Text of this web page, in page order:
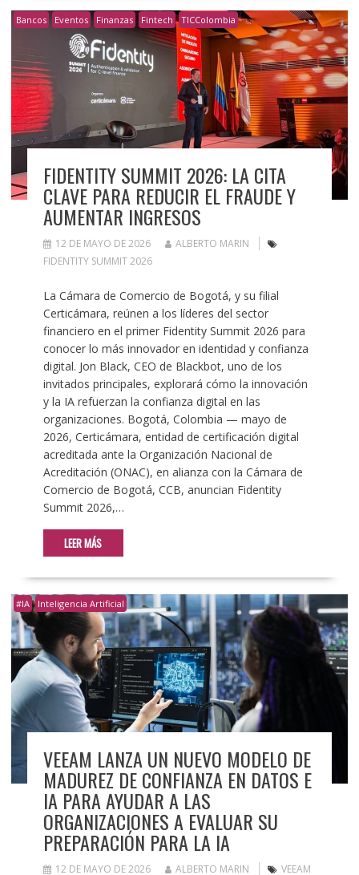
Bancos Eventos Finanzas Fintech TICColombia
FIDENTITY SUMMIT 2026: LA CITA
CLAVE PARA REDUCIR EL FRAUDE Y
AUMENTAR INGRESOS
12 DE MAYO DE 2026
ALBERTO MARIN
FIDENTITY SUMMIT 2026
La Cámara de Comercio de Bogotá, y su filial
Certicámara, reúnen a los líderes del sector
financiero en el primer Fidentity Summit 2026 para
conocer lo más innovador en identidad y confianza
digital. Jon Black, CEO de Blackbot, uno de los
invitados principales, explorará cómo la innovación
y la IA refuerzan la confianza digital en las
organizaciones. Bogotá, Colombia — mayo de
2026, Certicámara, entidad de certificación digital
acreditada ante la Organización Nacional de
Acreditación (ONAC), en alianza con la Cámara de
Comercio de Bogotá, CCB, anuncian Fidentity
Summit 2026,…
LEER MÁS
#IA Inteligencia Artificial
VEEAM LANZA UN NUEVO MODELO DE
MADUREZ DE CONFIANZA EN DATOS E
IA PARA AYUDAR A LAS
ORGANIZACIONES A EVALUAR SU
PREPARACIÓN PARA LA IA
12 DE MAYO DE 2026 ALBERTO MARIN VEEAM